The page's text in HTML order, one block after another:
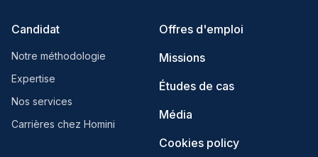
Candidat
Notre méthodologie
Expertise
Nos services
Carrières chez Homini
Offres d'emploi
Missions
Études de cas
Média
Cookies policy